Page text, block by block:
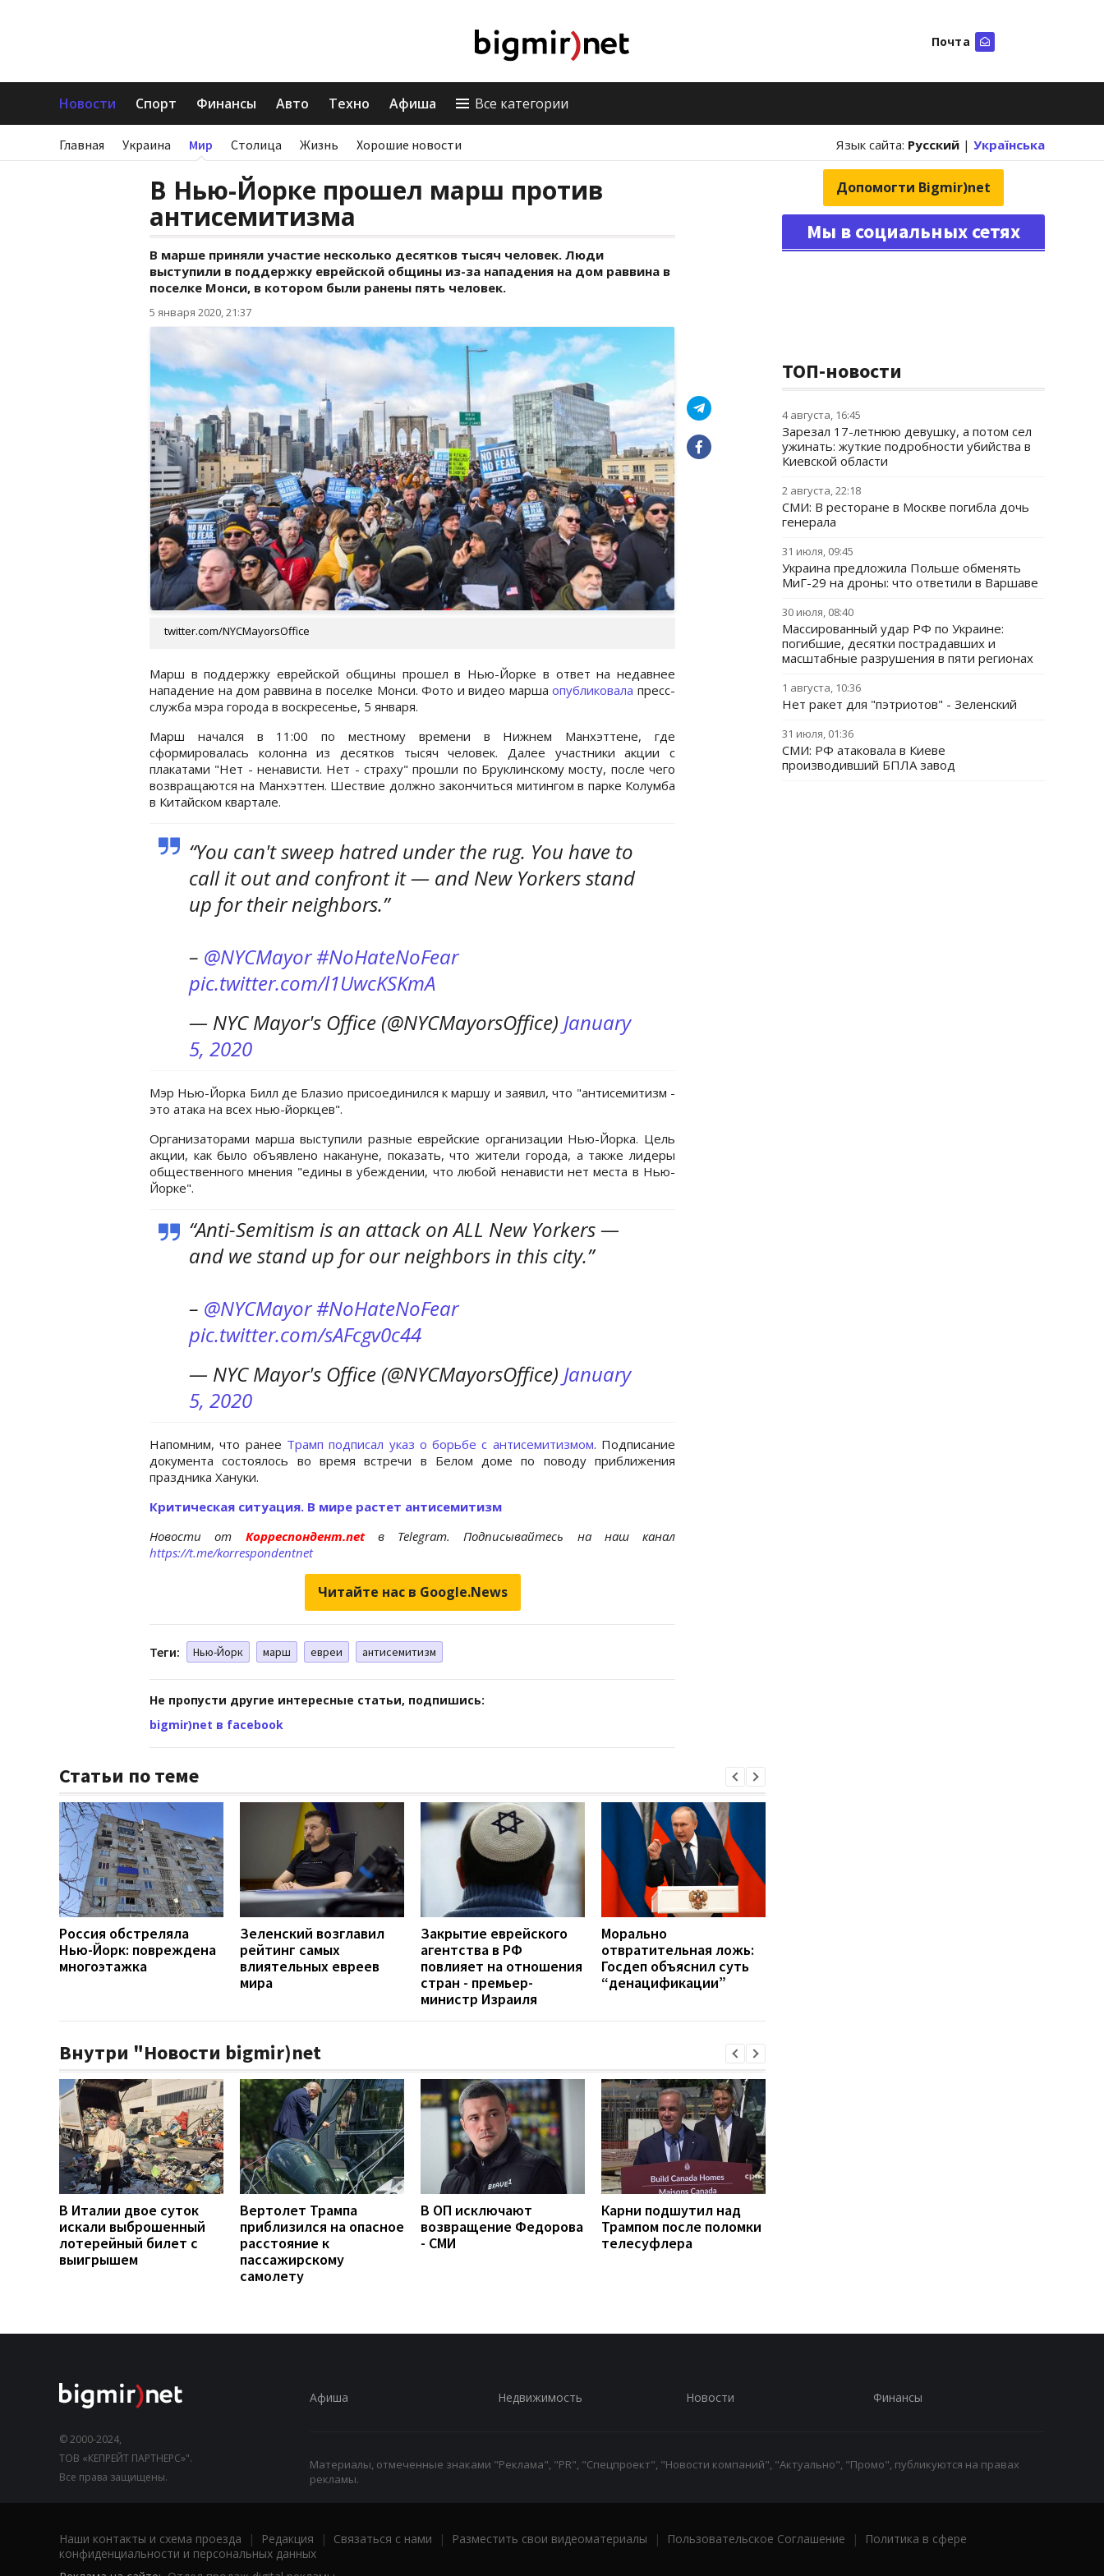
Почта
Новости Спорт Финансы Авто Техно Афиша Все категории
Главная Украина Мир Столица Жизнь Хорошие новости Язык сайта: Русский | Українська
В Нью-Йорке прошел марш против
антисемитизма
В марше приняли участие несколько десятков тысяч человек. Люди
выступили в поддержку еврейской общины из-за нападения на дом раввина в
поселке Монси, в котором были ранены пять человек.
5 января 2020, 21:37
twitter.com/NYCMayorsOffice
Марш в поддержку еврейской общины прошел в Нью-Йорке в ответ на недавнее
нападение на дом раввина в поселке Монси. Фото и видео маршаопубликовала пресс-
служба мэра города в воскресенье, 5 января.
Марш начался в 11:00 по местному времени в Нижнем Манхэттене, где
сформировалась колонна из десятков тысяч человек. Далее участники акции с
плакатами "Нет - ненависти. Нет - страху" прошли по Бруклинскому мосту, после чего
возвращаются на Манхэттен. Шествие должно закончиться митингом в парке Колумба
в Китайском квартале.
“You can't sweep hatred under the rug. You have to
call it out and confront it — and New Yorkers stand
up for their neighbors.”
– @NYCMayor#NoHateNoFear
pic.twitter.com/l1UwcKSKmA
— NYC Mayor's Office (@NYCMayorsOffice) January
5, 2020
Мэр Нью-Йорка Билл де Блазио присоединился к маршу и заявил, что "антисемитизм -
это атака на всех нью-йоркцев".
Организаторами марша выступили разные еврейские организации Нью-Йорка. Цель
акции, как было объявлено накануне, показать, что жители города, а также лидеры
общественного мнения "едины в убеждении, что любой ненависти нет места в Нью-
Йорке".
“Anti-Semitism is an attack on ALL New Yorkers —
and we stand up for our neighbors in this city.”
– @NYCMayor#NoHateNoFear
pic.twitter.com/sAFcgv0c44
— NYC Mayor's Office (@NYCMayorsOffice) January
5, 2020
Напомним, что ранее Трамп подписал указ о борьбе с антисемитизмом. Подписание
документа состоялось во время встречи в Белом доме по поводу приближения
праздника Хануки.
Критическая ситуация. В мире растет антисемитизм
Новости от Корреспондент.net в Telegram. Подписывайтесь на наш канал
https://t.me/korrespondentnet
Читайте нас в Google.News
Теги: Нью-Йорк марш евреи антисемитизм
Не пропусти другие интересные статьи, подпишись:
bigmir)net в facebook
Статьи по теме
Россия обстреляла
Нью-Йорк: повреждена
многоэтажка
Зеленский возглавил
рейтинг самых
влиятельных евреев
мира
Закрытие еврейского
агентства в РФ
повлияет на отношения
стран - премьер-
министр Израиля
Морально
отвратительная ложь:
Госдеп объяснил суть
“денацификации”
Внутри "Новости bigmir)net
В Италии двое суток
искали выброшенный
лотерейный билет с
выигрышем
Вертолет Трампа
приблизился на опасное
расстояние к
пассажирскому
самолету
В ОП исключают
возвращение Федорова
- СМИ
Карни подшутил над
Трампом после поломки
телесуфлера
Допомогти Bigmir)net
Мы в социальных сетях
ТОП-новости
4 августа, 16:45
Зарезал 17-летнюю девушку, а потом сел
ужинать: жуткие подробности убийства в
Киевской области
2 августа, 22:18
СМИ: В ресторане в Москве погибла дочь
генерала
31 июля, 09:45
Украина предложила Польше обменять
МиГ-29 на дроны: что ответили в Варшаве
30 июля, 08:40
Массированный удар РФ по Украине:
погибшие, десятки пострадавших и
масштабные разрушения в пяти регионах
1 августа, 10:36
Нет ракет для "пэтриотов" - Зеленский
31 июля, 01:36
СМИ: РФ атаковала в Киеве
производивший БПЛА завод
© 2000-2024,
ТОВ «КЕПРЕЙТ ПАРТНЕРС»".
Все права защищены.
Афиша Недвижимость Новости Финансы
Материалы, отмеченные знаками "Реклама", "PR", "Спецпроект", "Новости компаний", "Актуально", "Промо", публикуются на правах
рекламы.
Наши контакты и схема проезда | Редакция | Связаться с нами | Разместить свои видеоматериалы | Пользовательское Соглашение |
Политика в сфере
конфиденциальности и персональных данных